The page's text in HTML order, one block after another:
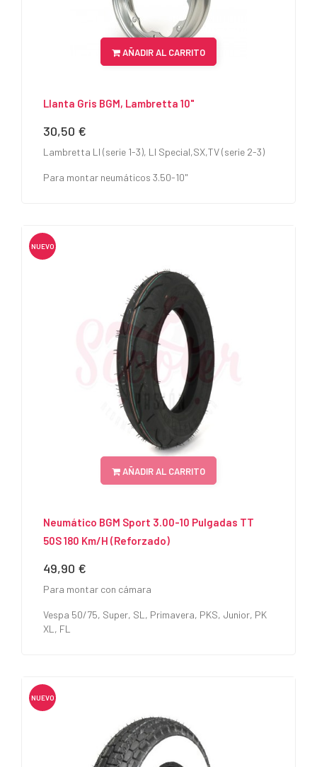
AÑADIR AL CARRITO
Llanta Gris BGM, Lambretta 10"
Precio
30,50 €
Lambretta LI (serie 1-3), LI Special,SX,TV (serie 2-3)
Para montar neumáticos 3.50-10"
NUEVO
AÑADIR AL CARRITO
Neumático BGM Sport 3.00-10 Pulgadas TT
50S 180 Km/h (Reforzado)
Precio
49,90 €
Para montar con cámara
Vespa 50/75, Super, SL, Primavera, PKS, Junior, PK
XL, FL
NUEVO